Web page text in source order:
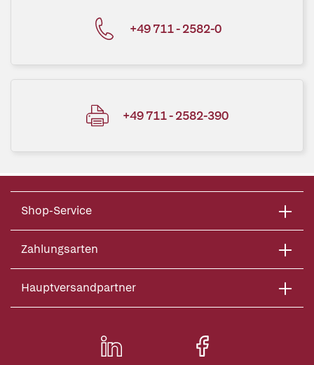
+49 711 - 2582-0
+49 711 - 2582-390
Shop-Service
Zahlungsarten
Hauptversandpartner